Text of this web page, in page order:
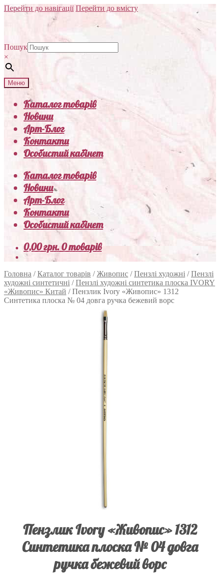
Перейти до навігації Перейти до вмісту
Пошук
×
Меню
Каталог товарів
Новини
Арт-Блог
Контакти
Особистий кабінет
Каталог товарів
Новини
Арт-Блог
Контакти
Особистий кабінет
0,00грн.0 товарів
Головна /Каталог товарів /Живопис /Пензлі художні /Пензлі
художні синтетичні /Пензлі художні синтетика плоска IVORY
«Живопис» Китай /Пензлик Ivory «Живопис» 1312
Синтетика плоска № 04 довга ручка бежевий ворс
Пензлик Ivory «Живопис» 1312
Синтетика плоска № 04 довга
ручка бежевий ворс